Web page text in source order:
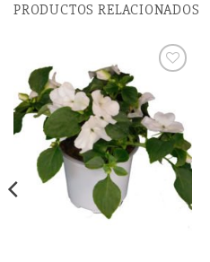
PRODUCTOS RELACIONADOS
lista de
deseos